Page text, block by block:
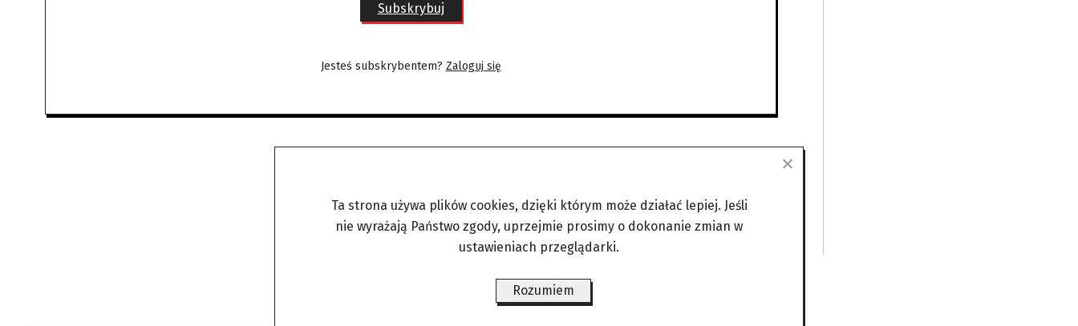
Subskrybuj
Jesteś subskrybentem? Zaloguj się
Ta strona używa plików cookies, dzięki którym może działać lepiej. Jeśli
nie wyrażają Państwo zgody, uprzejmie prosimy o dokonanie zmian w
ustawieniach przeglądarki.
Rozumiem